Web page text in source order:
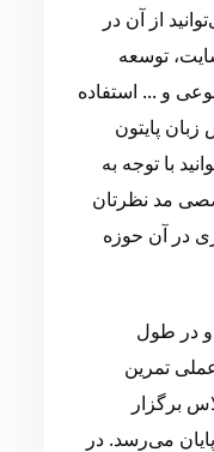
از آن در
توسعه
و ... استفاده
پایتون
با توجه به
مد نظرتان
در آن حوزه
و در طول
تمرین
جلسه کلاس برگزار
طی 4 ماه به پایان می‌رسد. در